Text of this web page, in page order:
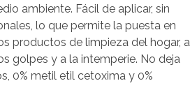
ambiente. Fácil de aplicar, sin
lo que permite la puesta en
productos de limpieza del hogar, a
golpes y a la intemperie. No deja
0% metil etil cetoxima y 0%